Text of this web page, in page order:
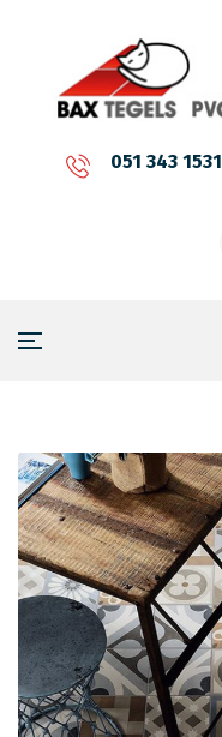
051 343 1531